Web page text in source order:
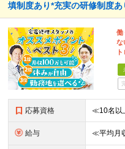
填制度あり*充実の研修制度あ
働
な
応募資格
給与